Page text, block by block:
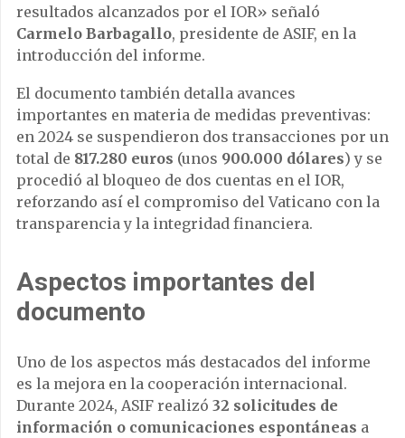
resultados alcanzados por el IOR» señaló
Carmelo Barbagallo, presidente de ASIF, en la
introducción del informe.
El documento también detalla avances
importantes en materia de medidas preventivas:
en 2024 se suspendieron dos transacciones por un
total de 817.280 euros (unos 900.000 dólares) y se
procedió al bloqueo de dos cuentas en el IOR,
reforzando así el compromiso del Vaticano con la
transparencia y la integridad financiera.
Aspectos importantes del
documento
Uno de los aspectos más destacados del informe
es la mejora en la cooperación internacional.
Durante 2024, ASIF realizó 32 solicitudes de
información o comunicaciones espontáneas a